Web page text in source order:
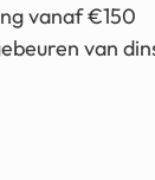
vanaf €150
van